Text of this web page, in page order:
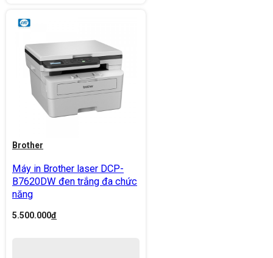
Brother
Máy in Brother laser DCP-
B7620DW đen trắng đa chức
năng
5.500.000đ